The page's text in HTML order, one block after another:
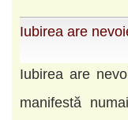
Iubirea are
Iubirea are
manifestă